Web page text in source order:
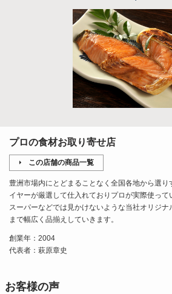
プロの食材お取り寄せ店
この店舗の商品一覧
豊洲市場内にとどまることなく全国各地から選
イヤーが厳選して仕入れておりプロが実際使っ
スーパーなどでは見かけないような当社オリジ
まで幅広く品揃えしていきます。
創業年：2004
代表者：萩原章史
お客様の声